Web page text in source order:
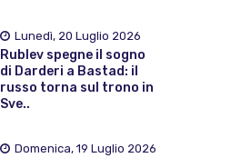
Lunedì, 20 Luglio 2026
Rublev spegne il sogno
di Darderi a Bastad: il
russo torna sul trono in
Sve..
Domenica, 19 Luglio 2026